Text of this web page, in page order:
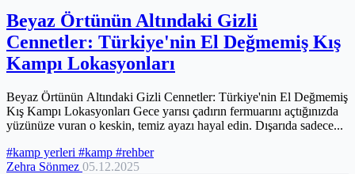
Beyaz Örtünün Altındaki Gizli
Cennetler: Türkiye'nin El Değmemiş Kış
Kampı Lokasyonları
Beyaz Örtünün Altındaki Gizli Cennetler: Türkiye'nin El Değmemiş
Kış Kampı Lokasyonları Gece yarısı çadırın fermuarını açtığınızda
yüzünüze vuran o keskin, temiz ayazı hayal edin. Dışarıda sadece...
#kamp yerleri #kamp #rehber
Zehra Sönmez 05.12.2025